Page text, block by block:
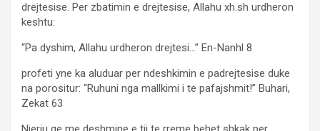
drejtesise. Per zbatimin e drejtesise, Allahu xh.sh urdheron
keshtu:
“Pa dyshim, Allahu urdheron drejtesi…” En-Nanhl 8
profeti yne ka aluduar per ndeshkimin e padrejtesise duke
na porositur: “Ruhuni nga mallkimi i te pafajshmit!” Buhari,
Zekat 63